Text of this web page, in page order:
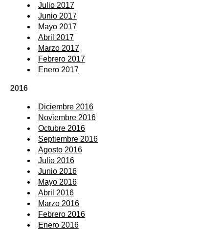
Julio 2017
Junio 2017
Mayo 2017
Abril 2017
Marzo 2017
Febrero 2017
Enero 2017
2016
Diciembre 2016
Noviembre 2016
Octubre 2016
Septiembre 2016
Agosto 2016
Julio 2016
Junio 2016
Mayo 2016
Abril 2016
Marzo 2016
Febrero 2016
Enero 2016